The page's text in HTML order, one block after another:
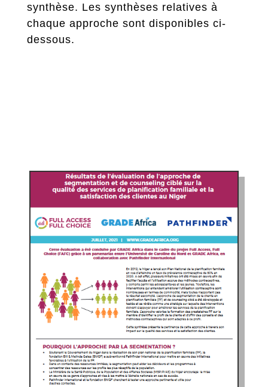
synthèse. Les synthèses relatives à
chaque approche sont disponibles ci-
dessous.